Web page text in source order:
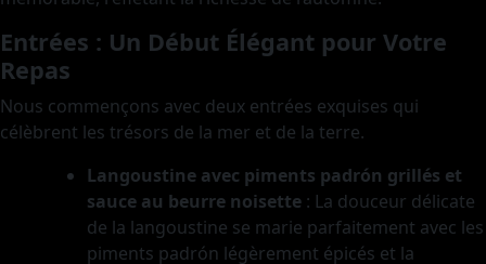
Entrées : Un Début Élégant pour Votre
Repas
Nous commençons avec deux entrées exquises qui
célèbrent les trésors de la mer et de la terre.
Langoustine avec piments padrón grillés et
sauce au beurre noisette : La douceur délicate
de la langoustine se marie parfaitement avec les
piments padrón légèrement épicés et la